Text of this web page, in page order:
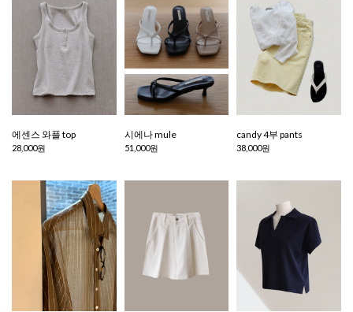
에센스 와플 top
28,000원
시에나 mule
51,000원
candy 4부 pants
38,000원